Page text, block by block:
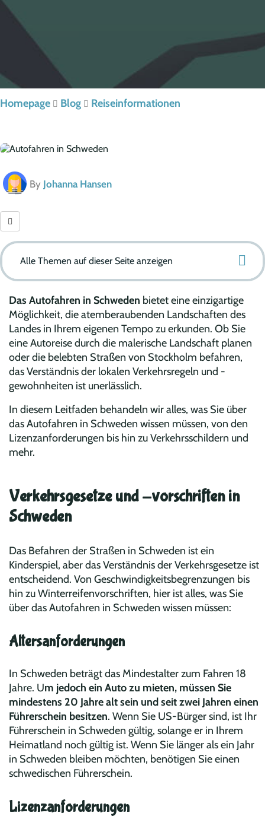
Homepage Blog Reiseinformationen
By Johanna Hansen
Alle Themen auf dieser Seite anzeigen
Das Autofahren in Schweden bietet eine einzigartige
Möglichkeit, die atemberaubenden Landschaften des
Landes in Ihrem eigenen Tempo zu erkunden. Ob Sie
eine Autoreise durch die malerische Landschaft planen
oder die belebten Straßen von Stockholm befahren,
das Verständnis der lokalen Verkehrsregeln und -
gewohnheiten ist unerlässlich.
In diesem Leitfaden behandeln wir alles, was Sie über
das Autofahren in Schweden wissen müssen, von den
Lizenzanforderungen bis hin zu Verkehrsschildern und
mehr.
Verkehrsgesetze und -vorschriften in
Schweden
Das Befahren der Straßen in Schweden ist ein
Kinderspiel, aber das Verständnis der Verkehrsgesetze ist
entscheidend. Von Geschwindigkeitsbegrenzungen bis
hin zu Winterreifenvorschriften, hier ist alles, was Sie
über das Autofahren in Schweden wissen müssen:
Altersanforderungen
In Schweden beträgt das Mindestalter zum Fahren 18
Jahre. Um jedoch ein Auto zu mieten, müssen Sie
mindestens 20 Jahre alt sein und seit zwei Jahren einen
Führerschein besitzen. Wenn Sie US-Bürger sind, ist Ihr
Führerschein in Schweden gültig, solange er in Ihrem
Heimatland noch gültig ist. Wenn Sie länger als ein Jahr
in Schweden bleiben möchten, benötigen Sie einen
schwedischen Führerschein.
Lizenzanforderungen